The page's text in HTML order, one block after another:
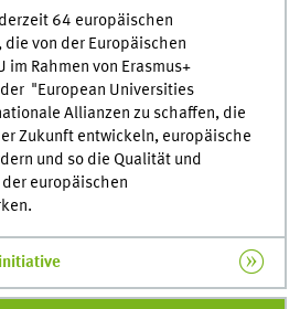
64 europäischen
von der Europäischen
im Rahmen von Erasmus+
"European Universities
Allianzen zu schaffen, die
Zukunft entwickeln, europäische
und so die Qualität und
europäischen